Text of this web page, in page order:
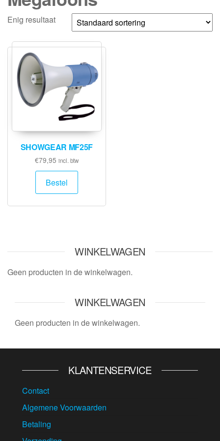
Enig resultaat
SHOWGEAR MF25F
€79,95 incl. btw
Bestel
WINKELWAGEN
Geen producten in de winkelwagen.
WINKELWAGEN
Geen producten in de winkelwagen.
KLANTENSERVICE
Contact
Algemene Voorwaarden
Betaling